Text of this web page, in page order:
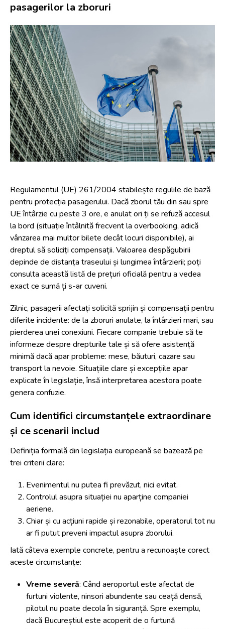
pasagerilor la zboruri
Regulamentul (UE) 261/2004 stabilește regulile de bază
pentru protecția pasagerului. Dacă zborul tău din sau spre
UE întârzie cu peste 3 ore, e anulat ori ți se refuză accesul
la bord (situație întâlnită frecvent la overbooking, adică
vânzarea mai multor bilete decât locuri disponibile), ai
dreptul să soliciți compensații. Valoarea despăgubirii
depinde de distanța traseului și lungimea întârzierii; poți
consulta această listă de prețuri oficialăpentru a vedea
exact ce sumă ți s-ar cuveni.
Zilnic, pasagerii afectați solicită sprijin și compensații pentru
diferite incidente: de la zboruri anulate, la întârzieri mari, sau
pierderea unei conexiuni. Fiecare companie trebuie să te
informeze despre drepturile tale și să ofere asistență
minimă dacă apar probleme: mese, băuturi, cazare sau
transport la nevoie. Situațiile clare și excepțiile apar
explicate în legislație, însă interpretarea acestora poate
genera confuzie.
Cum identifici circumstanțele extraordinare
și ce scenarii includ
Definiția formală din legislația europeană se bazează pe
trei criterii clare:
Evenimentul nu putea fi prevăzut, nici evitat.
Controlul asupra situației nu aparține companiei
aeriene.
Chiar și cu acțiuni rapide și rezonabile, operatorul tot nu
ar fi putut preveni impactul asupra zborului.
Iată câteva exemple concrete, pentru a recunoaște corect
aceste circumstanțe:
Vreme severă: Când aeroportul este afectat de
furtuni violente, ninsori abundente sau ceață densă,
pilotul nu poate decola în siguranță. Spre exemplu,
dacă Bucureștiul este acoperit de o furtună